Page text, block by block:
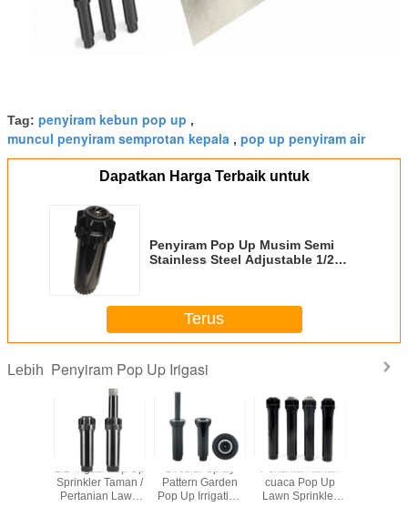
Tag: penyiram kebun pop up ,
muncul penyiram semprotan kepala , pop up penyiram air
Dapatkan Harga Terbaik untuk
Penyiram Pop Up Musim Semi
Stainless Steel Adjustable 1/2
Terus
Lebih Penyiram Pop Up Irigasi
1/2 'Irigasi Pop Up
Sprinkler Taman /
Pertanian Lawn
Circular Spray
Pattern Garden
Pop Up Irrigation
Pertanian tahan
cuaca Pop Up
Lawn Sprinkler